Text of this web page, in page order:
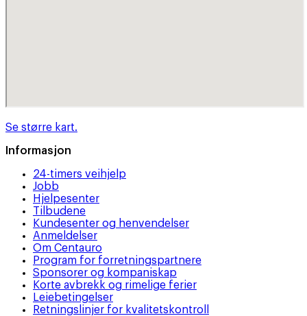
Se større kart.
Informasjon
24-timers veihjelp
Jobb
Hjelpesenter
Tilbudene
Kundesenter og henvendelser
Anmeldelser
Om Centauro
Program for forretningspartnere
Sponsorer og kompaniskap
Korte avbrekk og rimelige ferier
Leiebetingelser
Retningslinjer for kvalitetskontroll